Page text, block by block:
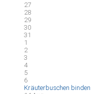
27
28
29
30
31
1
2
3
4
5
6
Kräuterbuschen